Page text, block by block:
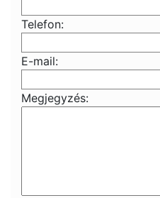
Telefon:
E-mail:
Megjegyzés: